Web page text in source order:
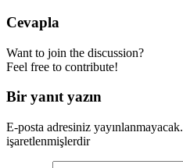
Cevapla
Want to join the discussion?
Feel free to contribute!
Bir yanıt yazın
E-posta adresiniz yayınlanmayacak.
işaretlenmişlerdir